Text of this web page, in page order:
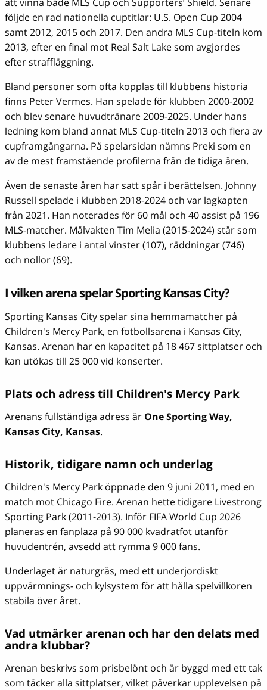
följde en rad nationella cuptitlar: U.S. Open Cup 2004
samt 2012, 2015 och 2017. Den andra MLS Cup-titeln kom
2013, efter en final mot Real Salt Lake som avgjordes
efter straffläggning.
Bland personer som ofta kopplas till klubbens historia
finns Peter Vermes. Han spelade för klubben 2000-2002
och blev senare huvudtränare 2009-2025. Under hans
ledning kom bland annat MLS Cup-titeln 2013 och flera av
cupframgångarna. På spelarsidan nämns Preki som en
av de mest framstående profilerna från de tidiga åren.
Även de senaste åren har satt spår i berättelsen. Johnny
Russell spelade i klubben 2018-2024 och var lagkapten
från 2021. Han noterades för 60 mål och 40 assist på 196
MLS-matcher. Målvakten Tim Melia (2015-2024) står som
klubbens ledare i antal vinster (107), räddningar (746)
och nollor (69).
I vilken arena spelar Sporting Kansas City?
Sporting Kansas City spelar sina hemmamatcher på
Children's Mercy Park, en fotbollsarena i Kansas City,
Kansas. Arenan har en kapacitet på 18 467 sittplatser och
kan utökas till 25 000 vid konserter.
Plats och adress till Children's Mercy Park
Arenans fullständiga adress är One Sporting Way,
Kansas City, Kansas.
Historik, tidigare namn och underlag
Children's Mercy Park öppnade den 9 juni 2011, med en
match mot Chicago Fire. Arenan hette tidigare Livestrong
Sporting Park (2011-2013). Inför FIFA World Cup 2026
planeras en fanplaza på 90 000 kvadratfot utanför
huvudentrén, avsedd att rymma 9 000 fans.
Underlaget är naturgräs, med ett underjordiskt
uppvärmnings- och kylsystem för att hålla spelvillkoren
stabila över året.
Vad utmärker arenan och har den delats med
andra klubbar?
Arenan beskrivs som prisbelönt och är byggd med ett tak
som täcker alla sittplatser, vilket påverkar upplevelsen på